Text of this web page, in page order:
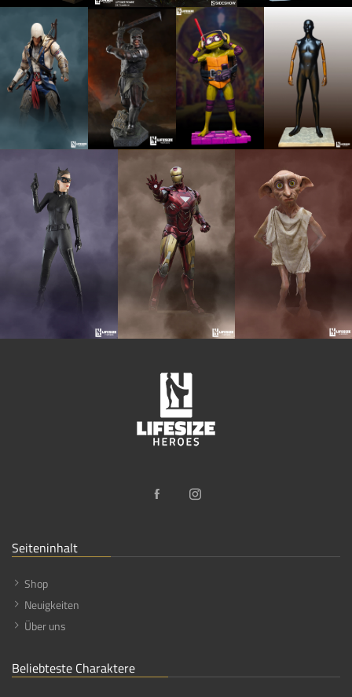
Seiteninhalt
Shop
Neuigkeiten
Über uns
Beliebteste Charaktere